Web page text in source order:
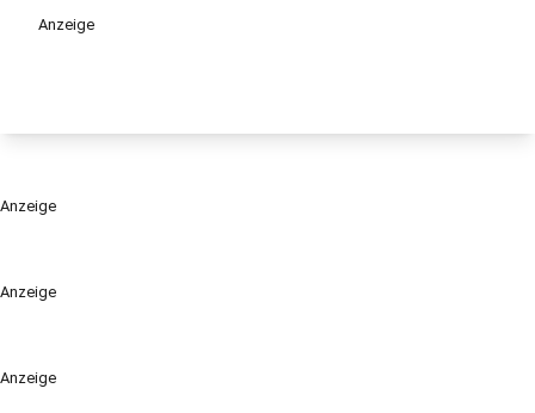
Anzeige
Anzeige
Anzeige
Anzeige